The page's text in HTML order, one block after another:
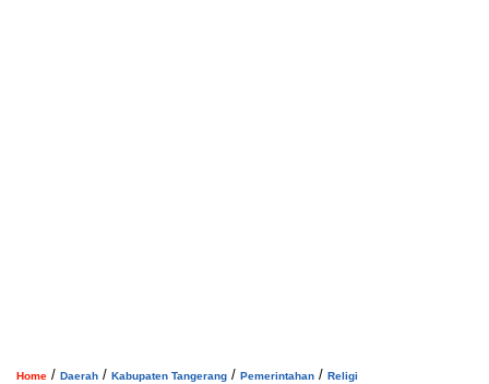
Home / Daerah / Kabupaten Tangerang / Pemerintahan / Religi